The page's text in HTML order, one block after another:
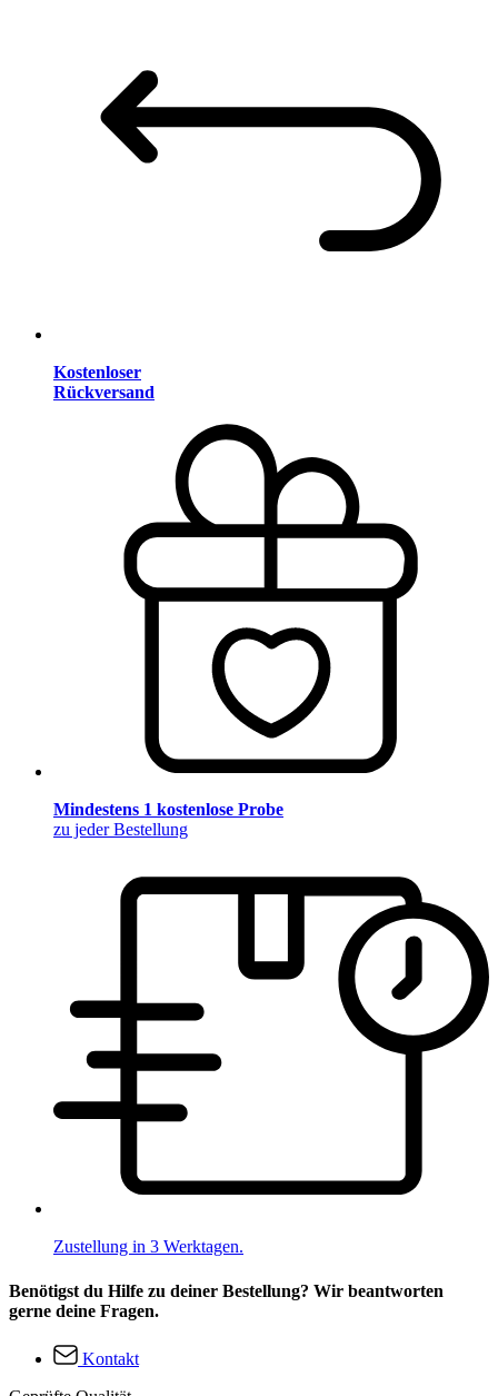
Kostenloser
Rückversand
Mindestens 1 kostenlose Probe
zu jeder Bestellung
Zustellung in 3 Werktagen.
Benötigst du Hilfe zu deiner Bestellung? Wir beantworten
gerne deine Fragen.
Kontakt